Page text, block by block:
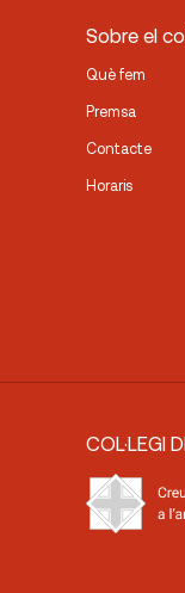
Sobre el
Què fem
Premsa
Contacte
Horaris
COL·LEGI